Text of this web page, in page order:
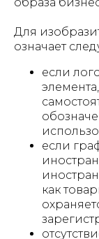
Для
означает
если
если
как